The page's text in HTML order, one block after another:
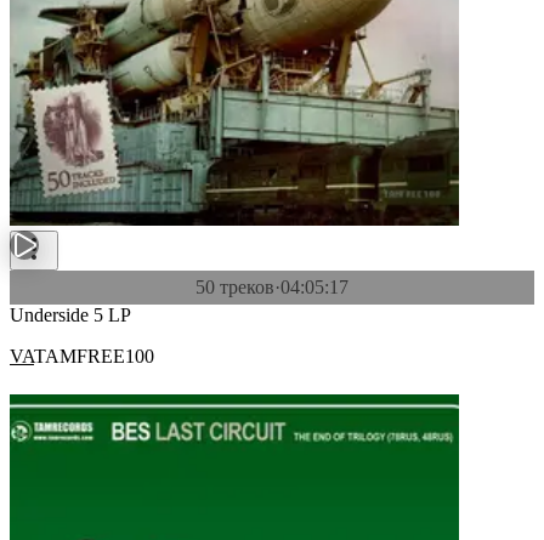
50 треков·04:05:17
Underside 5 LP
VATAMFREE100